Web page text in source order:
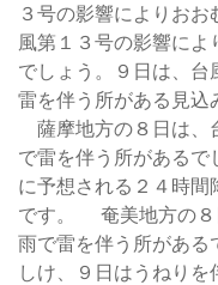
３号の影響によりお
風第１３号の影響によ
でしょう。９日は、
雷を伴う所がある見込
薩摩地方の８日は、
で雷を伴う所がある
に予想される２４時
です。 奄美地方の８
雨で雷を伴う所がある
しけ、９日はうねり